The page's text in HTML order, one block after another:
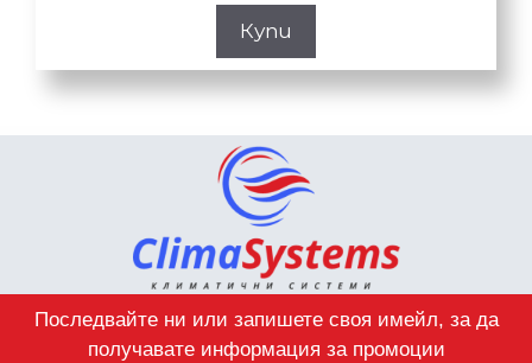
Купи
Последвайте ни или запишете своя имейл, за да
получавате информация за промоции